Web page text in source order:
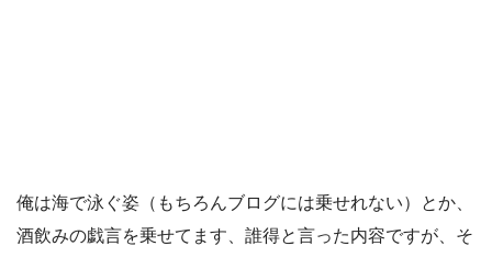
俺は海で泳ぐ姿（もちろんブログには乗せれない）とか、
酒飲みの戯言を乗せてます、誰得と言った内容ですが、そ